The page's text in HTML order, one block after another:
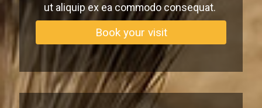
ut aliquip ex ea commodo consequat.
Book your visit